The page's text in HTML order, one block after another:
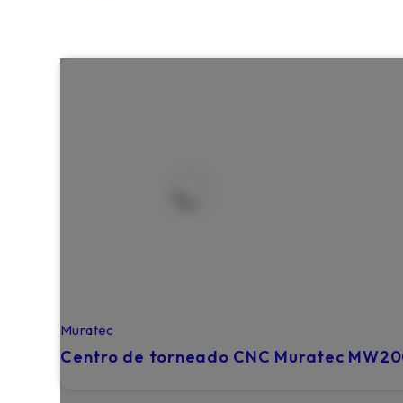
Muratec
Centro de torneado CNC Muratec